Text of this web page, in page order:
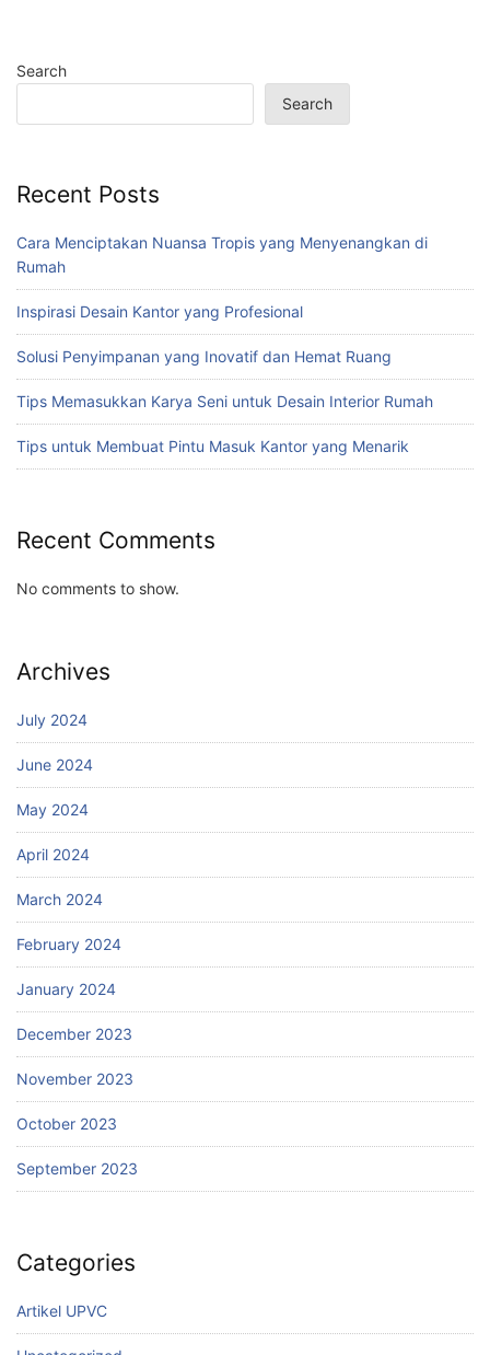
Search
Search
Recent Posts
Cara Menciptakan Nuansa Tropis yang Menyenangkan di
Rumah
Inspirasi Desain Kantor yang Profesional
Solusi Penyimpanan yang Inovatif dan Hemat Ruang
Tips Memasukkan Karya Seni untuk Desain Interior Rumah
Tips untuk Membuat Pintu Masuk Kantor yang Menarik
Recent Comments
No comments to show.
Archives
July 2024
June 2024
May 2024
April 2024
March 2024
February 2024
January 2024
December 2023
November 2023
October 2023
September 2023
Categories
Artikel UPVC